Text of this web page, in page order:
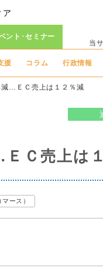
ア
ント･セミナー
当
援 コラム 行政情報
減…ＥＣ売上は１２％減
Ｃ売上は
ース）